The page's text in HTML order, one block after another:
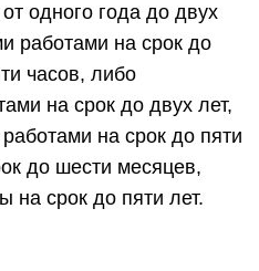
одного года до двух
работами на срок до
часов, либо
на срок до двух лет,
на срок до пяти
до шести месяцев,
срок до пяти лет.